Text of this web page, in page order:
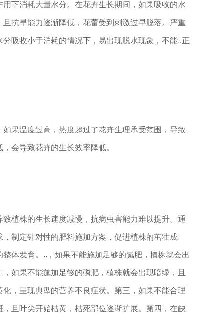
下消耗大量水分。在花卉生长期间，如果吸收的水
抗旱能力逐渐降低，花蕾受到刺激过早脱落。严重
吸收小于消耗的情况下，易出现脱水现象，不能..正
果温度过高，热度超过了花卉生理承受范围，导致
会导致花卉的生长效率降低。
植株的生长速度减慢，抗病虫害能力难以提升。通
制定针对性的肥料施加方案，促进植株的茁壮成
体发育。..，如果不能施加足够的氮肥，植株就会出
如果不能施加足够的磷肥，植株就会出现暗绿，且
，呈现典型的营养不良症状。第三，如果不能合理
且叶尖开始枯黄，枯死部位逐渐扩展。第四，在缺